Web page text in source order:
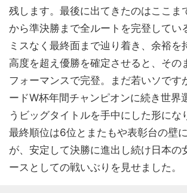
残します。最後に出てきたのはここま
から準決勝まで全ルートを完登してい
ミスなく最終面まで辿り着き、余裕を
高度を超え優勝を確定させると、その
フォーマンスで完登。まだ若いソです
ードW杯年間チャンピオンに続き世界
うビッグタイトルを手中にした形にな
最終順位は6位とまたもや表彰台の壁
が、安定して決勝に進出し続け日本の
ースとしての戦いぶりを見せました。